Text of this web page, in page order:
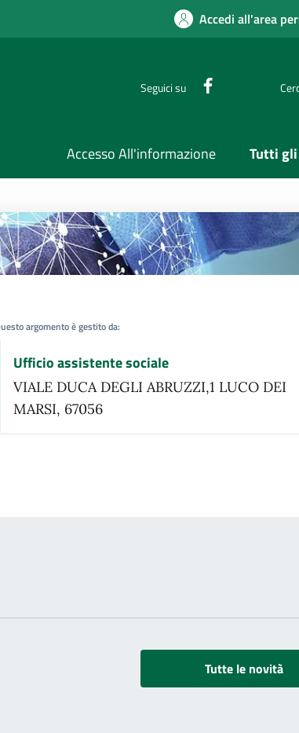
Accedi all'area
Seguici su
Accesso All'informazione Tutti
argomento è gestito da:
Ufficio assistente sociale
VIALE DUCA DEGLI ABRUZZI,1 LUCO DEI
MARSI, 67056
Tutte le novità